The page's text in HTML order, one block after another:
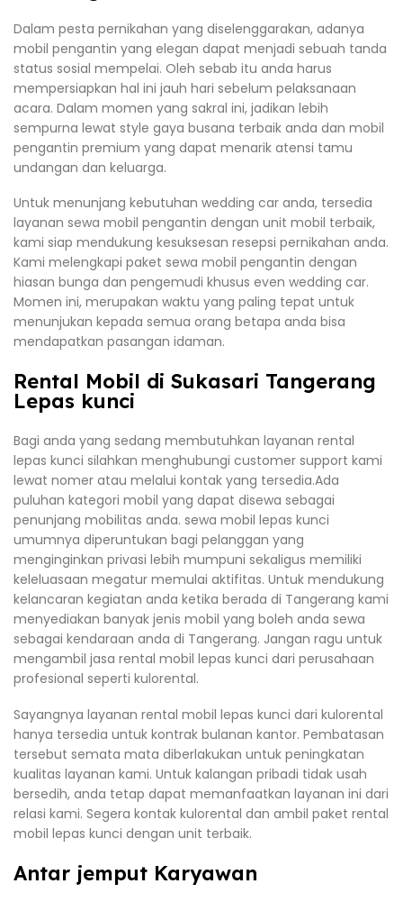
Dalam pesta pernikahan yang diselenggarakan, adanya
mobil pengantin yang elegan dapat menjadi sebuah tanda
status sosial mempelai. Oleh sebab itu anda harus
mempersiapkan hal ini jauh hari sebelum pelaksanaan
acara. Dalam momen yang sakral ini, jadikan lebih
sempurna lewat style gaya busana terbaik anda dan mobil
pengantin premium yang dapat menarik atensi tamu
undangan dan keluarga.
Untuk menunjang kebutuhan wedding car anda, tersedia
layanan sewa mobil pengantin dengan unit mobil terbaik,
kami siap mendukung kesuksesan resepsi pernikahan anda.
Kami melengkapi paket sewa mobil pengantin dengan
hiasan bunga dan pengemudi khusus even wedding car.
Momen ini, merupakan waktu yang paling tepat untuk
menunjukan kepada semua orang betapa anda bisa
mendapatkan pasangan idaman.
Rental Mobil di Sukasari Tangerang
Lepas kunci
Bagi anda yang sedang membutuhkan layanan rental
lepas kunci silahkan menghubungi customer support kami
lewat nomer atau melalui kontak yang tersedia.Ada
puluhan kategori mobil yang dapat disewa sebagai
penunjang mobilitas anda. sewa mobil lepas kunci
umumnya diperuntukan bagi pelanggan yang
menginginkan privasi lebih mumpuni sekaligus memiliki
keleluasaan megatur memulai aktifitas. Untuk mendukung
kelancaran kegiatan anda ketika berada di Tangerang kami
menyediakan banyak jenis mobil yang boleh anda sewa
sebagai kendaraan anda di Tangerang. Jangan ragu untuk
mengambil jasa rental mobil lepas kunci dari perusahaan
profesional seperti kulorental.
Sayangnya layanan rental mobil lepas kunci dari kulorental
hanya tersedia untuk kontrak bulanan kantor. Pembatasan
tersebut semata mata diberlakukan untuk peningkatan
kualitas layanan kami. Untuk kalangan pribadi tidak usah
bersedih, anda tetap dapat memanfaatkan layanan ini dari
relasi kami. Segera kontak kulorental dan ambil paket rental
mobil lepas kunci dengan unit terbaik.
Antar jemput Karyawan